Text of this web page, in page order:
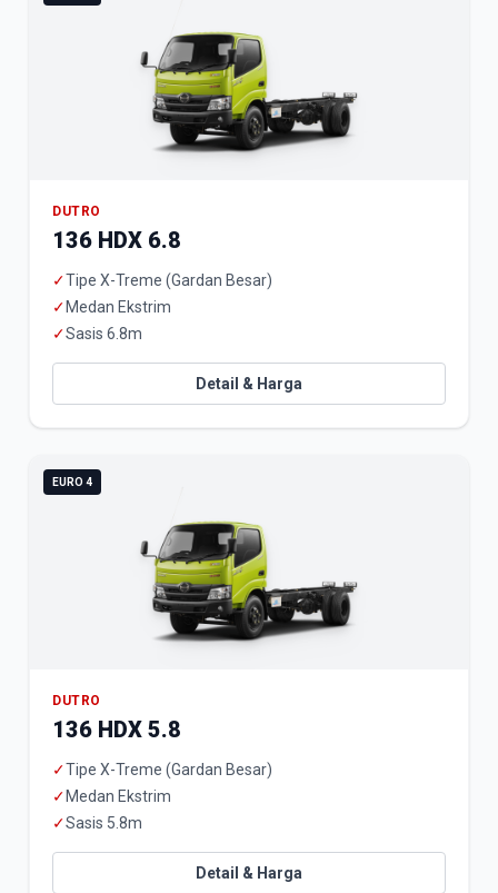
DUTRO
136 HDX 6.8
✓Tipe X-Treme (Gardan Besar)
✓ Medan Ekstrim
✓Sasis 6.8m
Detail & Harga
EURO 4
DUTRO
136 HDX 5.8
✓Tipe X-Treme (Gardan Besar)
✓ Medan Ekstrim
✓Sasis 5.8m
Detail & Harga